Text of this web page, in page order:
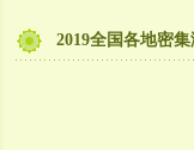
2019全国各地密